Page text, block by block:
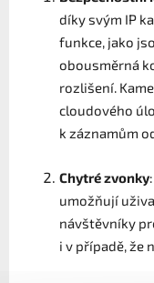
díky svým IP
funkce, jako
obousměrná
rozlišení.
cloudového
k záznamům
Chytré zvonky
umožňují
návštěvníky
i v případě, že